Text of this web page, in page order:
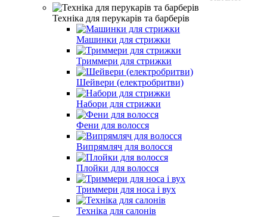
Техніка для перукарів та барберів
Машинки для стрижки
Триммери для стрижки
Шейвери (електробритви)
Набори для стрижки
Фени для волосся
Випрямляч для волосся
Плойки для волосся
Триммери для носа і вух
Техніка для салонів